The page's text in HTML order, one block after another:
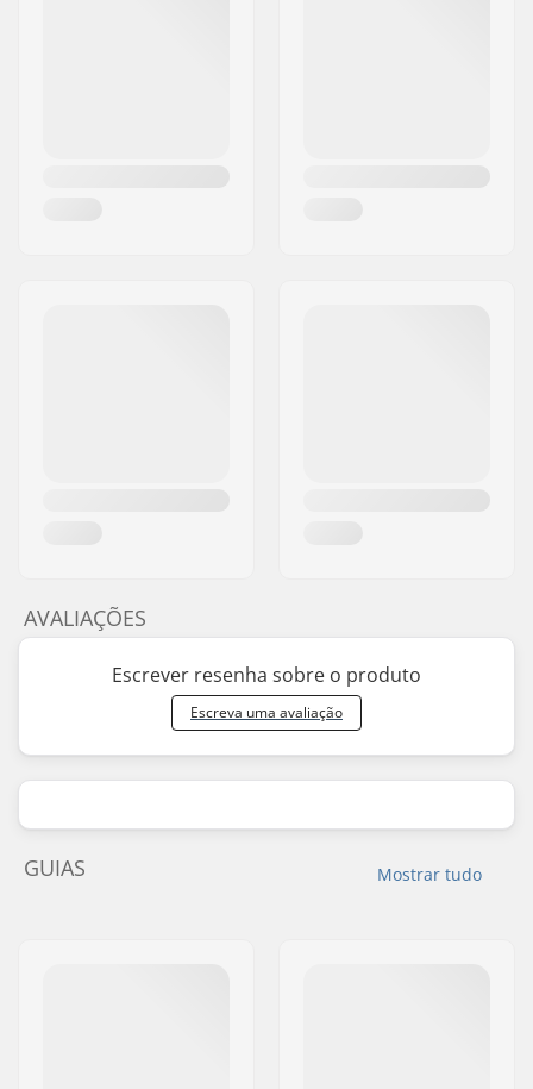
AVALIAÇÕES
Escrever resenha sobre o produto
Escreva uma avaliação
Mostrar tudo
GUIAS